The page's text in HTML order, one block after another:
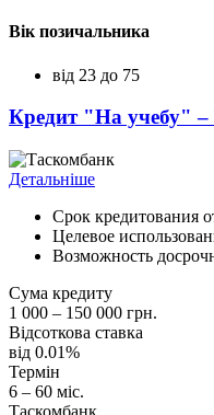
Вік позичальника
від 23 до 75
Кредит "На учебу" –
Детальніше
Срок кредитования
Целевое
Возможность
Сума кредиту
1 000 – 150 000 грн.
Відсоткова ставка
від 0.01%
Термін
6 – 60 міс.
Таскомбанк